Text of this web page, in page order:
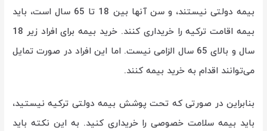
بیمه دولتی نیستند، و سن آنها بین 18 تا 65 سال است، باید
بیمه اقامت ترکیه را خریداری کنند. خرید بیمه برای افراد زیر 18
سال و بالای 65 سال الزامی نیست. اما این افراد در صورت تمایل
می‌توانند اقدام به خرید بیمه کنند.
بنابراین در صورتی که تحت پوشش بیمه دولتی ترکیه نیستید،
باید بیمه سلامت خصوصی را خریداری کنید. به این نکته باید